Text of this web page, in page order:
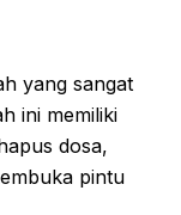
yang sangat
ini memiliki
dosa,
pintu